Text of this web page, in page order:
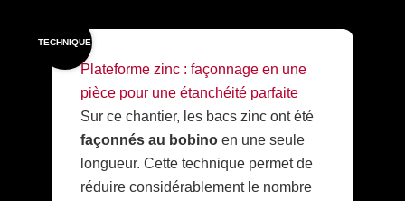
TECHNIQUE
Plateforme zinc : façonnage en une
pièce pour une étanchéité parfaite
Sur ce chantier, les bacs zinc ont été
façonnés au bobinoen une seule
longueur. Cette technique permet de
réduire considérablement le nombre